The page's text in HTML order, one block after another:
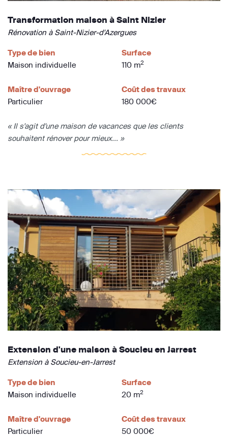
Transformation maison à Saint Nizier
Rénovation à Saint-Nizier-d'Azergues
Type de bien
Maison individuelle
Surface
110 m2
Maître d'ouvrage
Particulier
Coût des travaux
180 000€
« Il s'agit d'une maison de vacances que les clients
souhaitent rénover pour mieux... »
Extension d'une maison à Soucieu en Jarrest
Extension à Soucieu-en-Jarrest
Type de bien
Maison individuelle
Surface
20 m2
Maître d'ouvrage
Particulier
Coût des travaux
50 000€